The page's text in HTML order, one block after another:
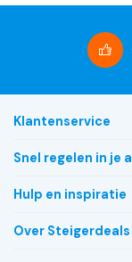
Klantenservice
Snel regelen in je
Hulp en inspiratie
Over Steigerdeals